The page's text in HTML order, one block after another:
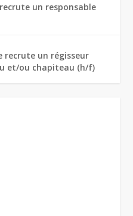
un responsable
recrute un régisseur
et/ou chapiteau (h/f)